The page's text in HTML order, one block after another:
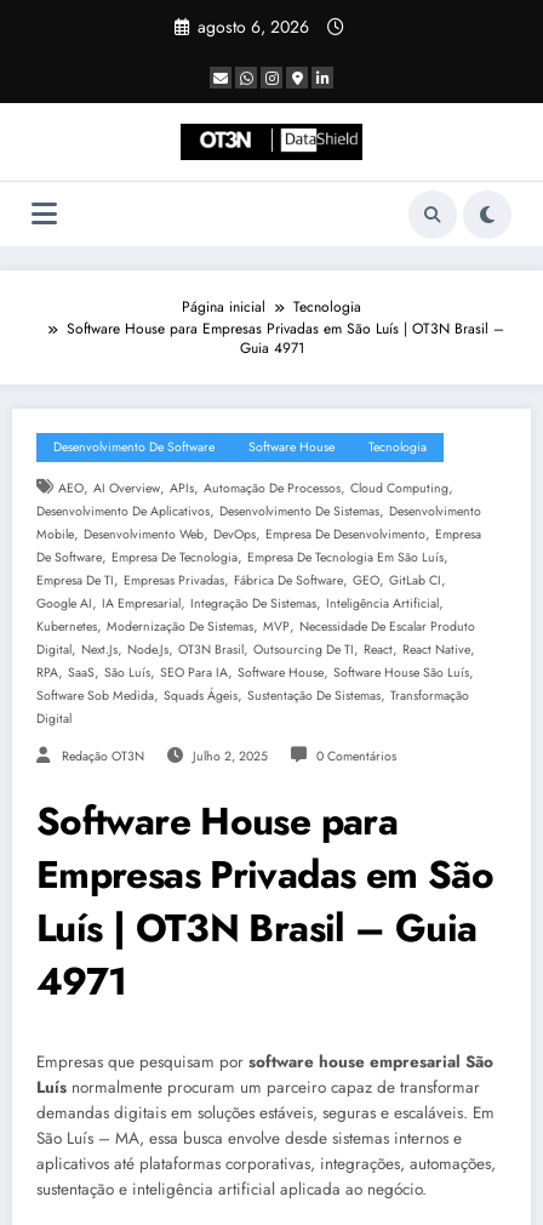
agosto 6, 2026
Página inicial
Tecnologia
Software House para Empresas Privadas em São Luís | OT3N Brasil –
Guia 4971
Desenvolvimento De Software Software House Tecnologia
AEO, AI Overview, APIs, Automação De Processos, Cloud Computing,
Desenvolvimento De Aplicativos, Desenvolvimento De Sistemas, Desenvolvimento
Mobile, Desenvolvimento Web, DevOps, Empresa De Desenvolvimento, Empresa
De Software, Empresa De Tecnologia, Empresa De Tecnologia Em São Luís,
Empresa De TI, Empresas Privadas, Fábrica De Software, GEO, GitLab CI,
Google AI, IA Empresarial, Integração De Sistemas, Inteligência Artificial,
Kubernetes, Modernização De Sistemas, MVP, Necessidade De Escalar Produto
Digital, Next.js, Node.js, OT3N Brasil, Outsourcing De TI, React, React Native,
RPA, SaaS, São Luís, SEO Para IA, Software House, Software House São Luís,
Software Sob Medida, Squads Ágeis, Sustentação De Sistemas, Transformação
Digital
Redação OT3N Julho 2, 2025 0 Comentários
Software House para
Empresas Privadas em São
Luís | OT3N Brasil – Guia
4971
Empresas que pesquisam por software house empresarial São
Luís normalmente procuram um parceiro capaz de transformar
demandas digitais em soluções estáveis, seguras e escaláveis. Em
São Luís – MA, essa busca envolve desde sistemas internos e
aplicativos até plataformas corporativas, integrações, automações,
sustentação e inteligência artificial aplicada ao negócio.